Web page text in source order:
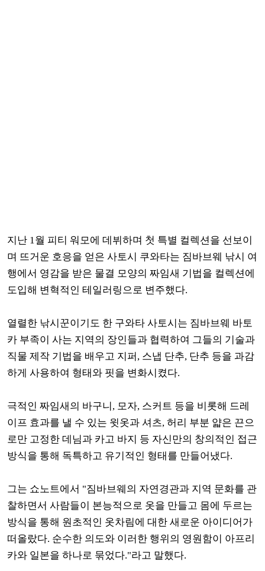
지난 1월 피티 워모에 데뷔하며 첫 특별 컬렉션을 선보이
며 뜨거운 호응을 얻은 사토시 쿠와타는 짐바브웨 낚시 여
행에서 영감을 받은 물결 모양의 짜임새 기법을 컬렉션에
도입해 변혁적인 테일러링으로 변주했다.
열렬한 낚시꾼이기도 한 구와타 사토시는 짐바브웨 바토
카 부족이 사는 지역의 장인들과 협력하여 그들의 기술과
직물 제작 기법을 배우고 지퍼, 스냅 단추, 단추 등을 과감
하게 사용하여 형태와 핏을 변화시켰다.
극적인 짜임새의 바구니, 모자, 스커트 등을 비롯해 드레
이프 효과를 낼 수 있는 윗옷과 셔츠, 허리 부분 얇은 끈으
로만 고정한 데님과 카고 바지 등 자신만의 창의적인 접근
방식을 통해 독특하고 유기적인 형태를 만들어냈다.
그는 쇼노트에서 "짐바브웨의 자연경관과 지역 문화를 관
찰하면서 사람들이 본능적으로 옷을 만들고 몸에 두르는
방식을 통해 원초적인 옷차림에 대한 새로운 아이디어가
떠올랐다. 순수한 의도와 이러한 행위의 영원함이 아프리
카와 일본을 하나로 묶었다."라고 말했다.